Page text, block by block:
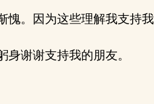
。因为这些理解我支持
谢谢支持我的朋友。